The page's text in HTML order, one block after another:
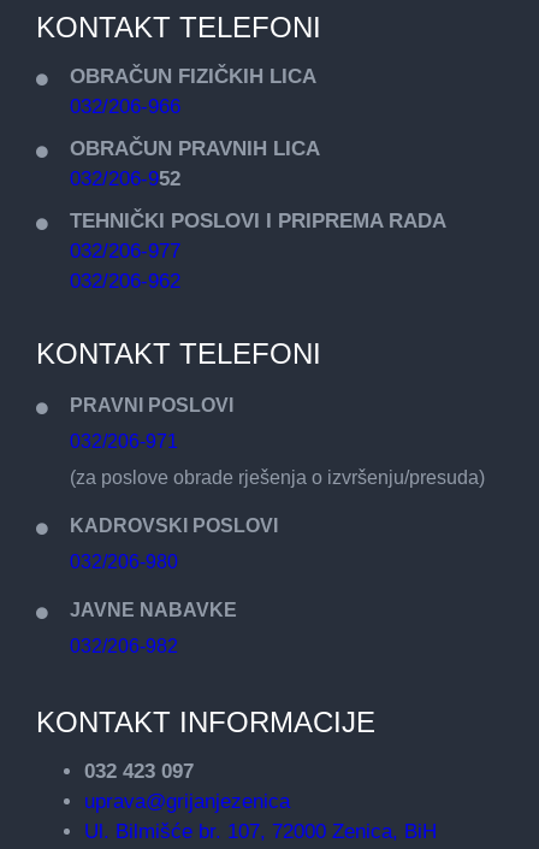
KONTAKT TELEFONI
OBRAČUN FIZIČKIH LICA
032/206-966
OBRAČUN PRAVNIH LICA
032/206-952
TEHNIČKI POSLOVI I PRIPREMA RADA
032/206-977
032/206-962
KONTAKT TELEFONI
PRAVNI POSLOVI
032/206-971
(za poslove obrade rješenja o izvršenju/presuda)
KADROVSKI POSLOVI
032/206-980
JAVNE NABAVKE
032/206-982
KONTAKT INFORMACIJE
032 423 097
uprava@grijanjezenica
Ul. Bilmišće br. 107, 72000 Zenica, BiH